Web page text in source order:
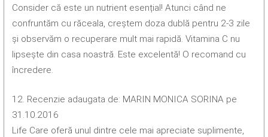
Consider că este un nutrient esențial! Atunci când ne
confruntăm cu răceala, creștem doza dublă pentru 2-3 zile
și observăm o recuperare mult mai rapidă. Vitamina C nu
lipsește din casa noastră. Este excelentă! O recomand cu
încredere.
12. Recenzie adaugata de: MARIN MONICA SORINA pe
31.10.2016
Life Care oferă unul dintre cele mai apreciate suplimente,